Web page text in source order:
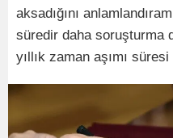
aksadığını
süredir daha soruşturma
yıllık zaman aşımı